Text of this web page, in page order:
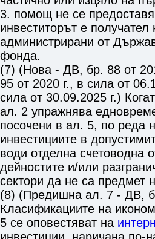
3. помощ не се
инвеститорът е
администрирани от
фонда.
(7) (Нова - ДВ, бр. 88 от
95 от 2020 г., в сила от
сила от 30.09.2025 г.)
ал. 2 упражнява
посочени в ал. 5, по реда
инвестициите в
води отделна счетоводна
дейностите и/или
сектори да не са предмет
(8) (Предишна ал. 7 - ДВ,
Класификациите на
5 се оповестяват на